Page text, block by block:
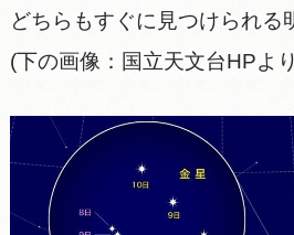
どちらもすぐに見つけられる
(下の画像：国立天文台HPよ